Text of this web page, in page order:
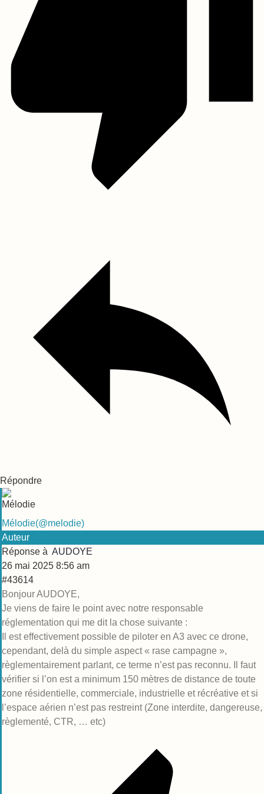
Répondre
Mélodie(@melodie)
Auteur
Réponse à AUDOYE
26 mai 2025 8:56 am
#43614
Bonjour AUDOYE,
Je viens de faire le point avec notre responsable
réglementation qui me dit la chose suivante :
Il est effectivement possible de piloter en A3 avec ce drone,
cependant, delà du simple aspect « rase campagne »,
règlementairement parlant, ce terme n’est pas reconnu. Il faut
vérifier si l’on est a minimum 150 mètres de distance de toute
zone résidentielle, commerciale, industrielle et récréative et si
l’espace aérien n’est pas restreint (Zone interdite, dangereuse,
règlementé, CTR, … etc)